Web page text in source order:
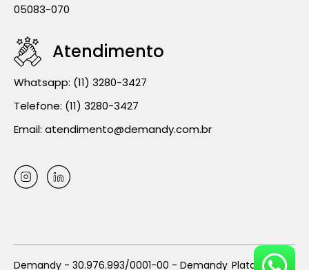
05083-070
Atendimento
Whatsapp: (11) 3280-3427
Telefone: (11) 3280-3427
Email: atendimento@demandy.com.br
Demandy - 30.976.993/0001-00 - Demandy Plataforma